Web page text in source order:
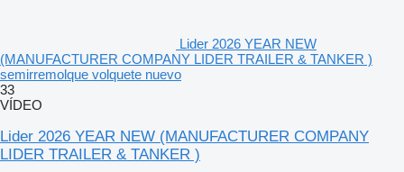
Lider 2026 YEAR NEW
(MANUFACTURER COMPANY LIDER TRAILER & TANKER )
semirremolque volquete nuevo
33
VÍDEO
Lider 2026 YEAR NEW (MANUFACTURER COMPANY
LIDER TRAILER & TANKER )